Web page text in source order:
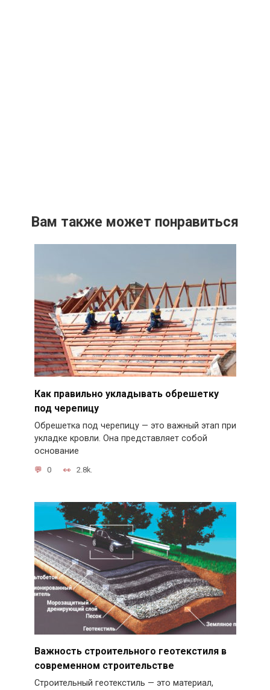
Вам также может понравиться
Как правильно укладывать обрешетку
под черепицу
Обрешетка под черепицу — это важный этап при
укладке кровли. Она представляет собой
основание
0 2.8k.
Важность строительного геотекстиля в
современном строительстве
Строительный геотекстиль — это материал,